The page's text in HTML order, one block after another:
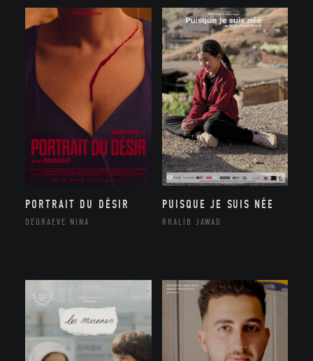
PORTRAIT DU DÉSIR
DEGRAEVE NINA
PUISQUE JE SUIS NÉE
RHALIB JAWAD